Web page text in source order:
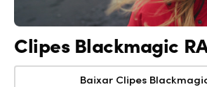
Clipes Blackmagic
Baixar Clipes